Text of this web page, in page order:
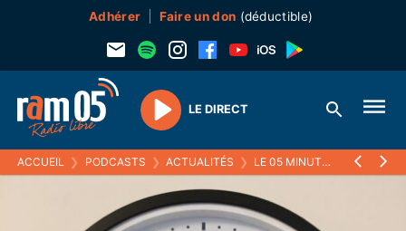
Adhérer Faire un don (déductible)
Play
LE DIRECT
ACCUEIL ❯ PODCASTS ❯ ACTUALITÉS ❯ LE 05 MINUTES 28 MAI